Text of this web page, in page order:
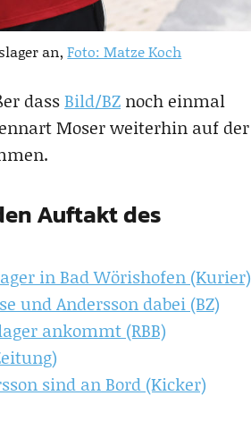
an,Foto: Matze Koch
dassBild/BZ noch einmal
Moser weiterhin auf der
Auftakt des
in Bad Wörishofen (Kurier)
und Andersson dabei (BZ)
ankommt (RBB)
sind an Bord (Kicker)